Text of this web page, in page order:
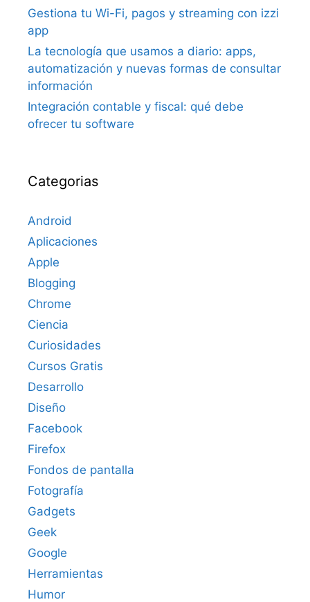
Gestiona tu Wi-Fi, pagos y streaming con izzi
app
La tecnología que usamos a diario: apps,
automatización y nuevas formas de consultar
información
Integración contable y fiscal: qué debe
ofrecer tu software
Categorias
Android
Aplicaciones
Apple
Blogging
Chrome
Ciencia
Curiosidades
Cursos Gratis
Desarrollo
Diseño
Facebook
Firefox
Fondos de pantalla
Fotografía
Gadgets
Geek
Google
Herramientas
Humor